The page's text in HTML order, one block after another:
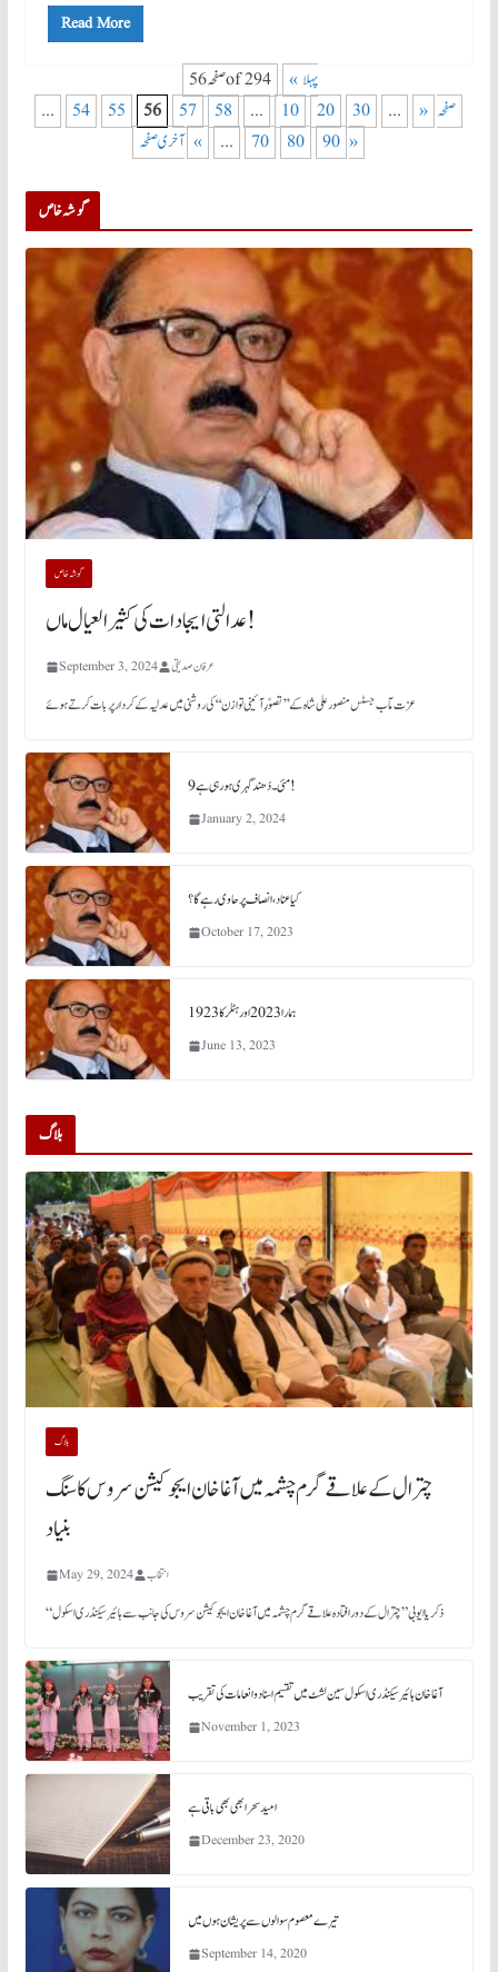
Read More
صفحہ 56 of 294
« پہلا
صفحہ «
...
10 20 30
...
54 55 56 57 58
...
70
80 90
...
» آخری صفحہ »
گو شہ خاص
گو شہ خاص
عدالتی ایجادات کی کثیر العیال ماں!
September 3, 2024 عرفان صدیقی
عزت مآب جسٹس منصور علی شاہ کے ’’تصوّرِ آئینی توازن‘‘ کی روشنی میں عدلیہ کے کردار پر بات کرتے ہوئے
9 مئی۔ دُھند گہری ہورہی ہے!
January 2, 2024
کیا عناد، انصاف پر حاوی رہے گا؟
October 17, 2023
ہمارا 2023 اور ہٹلر کا 1923
June 13, 2023
بلاگ
بلاگ
چترال کے علاقے گرم چشمہ میں آغا خان ایجوکیشن سروس کا سنگ
بنیاد
May 29, 2024 انتخاب
“ذکریا ایوبی” چترال کے دور افتادہ علاقے گرم چشمہ میں آغا خان ایجوکیشن سروس کی جانب سے ہائیر سیکنڈری اسکول
آغا خان ہائیر سیکنڈری اسکول سین لشٹ میں تقسیم اسناد و انعامات کی تقریب
November 1, 2023
امید سحر ابھی بھی باقی ہے
December 23, 2020
تیرے معصوم سوالوں سے پریشان ہوں میں
September 14, 2020